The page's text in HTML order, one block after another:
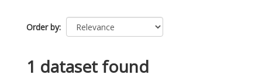
Order by
1 dataset found